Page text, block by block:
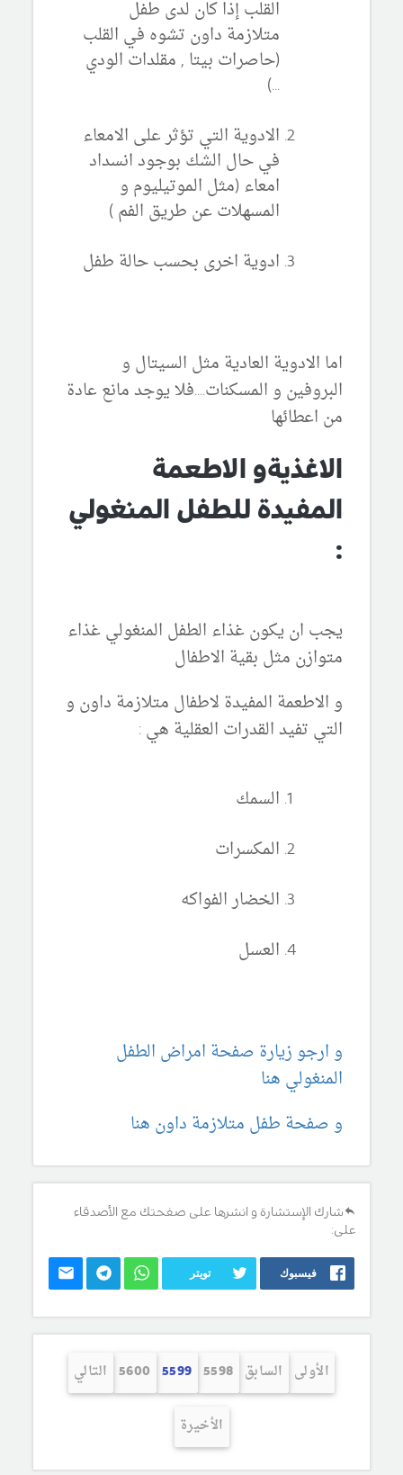
القلب إذا كان لدى طفل
متلازمة داون تشوه في القلب
(حاصرات بيتا , مقلدات الودي
...)
الادوية التي تؤثر على الامعاء
في حال الشك بوجود انسداد
امعاء (مثل الموتيليوم و
المسهلات عن طريق الفم )
ادوية اخرى بحسب حالة طفل
اما الادوية العادية مثل السيتال و
البروفين و المسكنات....فلا يوجد مانع عادة
من اعطائها
الاغذيةو الاطعمة
المفيدة للطفل المنغولي
:
يجب ان يكون غذاء الطفل المنغولي غذاء
متوازن مثل بقية الاطفال
و الاطعمة المفيدة لاطفال متلازمة داون و
التي تفيد القدرات العقلية هي :
السمك
المكسرات
الخضار الفواكه
العسل
و ارجو زيارة صفحة امراض الطفل
المنغولي هنا
و صفحة طفل متلازمة داون هنا
شارك الإستشارة و انشرها على صفحتك مع الأصدقاء
على:
فيسبوك تويتر
الأولى السابق 5598
5599
5600 التالي
الأخيرة